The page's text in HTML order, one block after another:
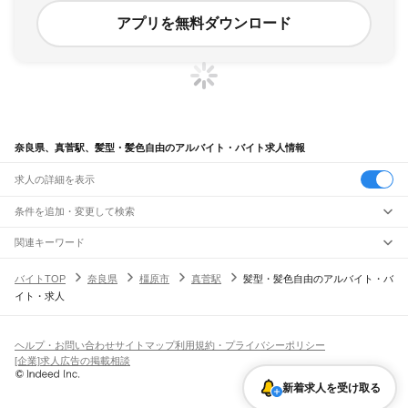
アプリを無料ダウンロード
奈良県、真菅駅、髪型・髪色自由のアルバイト・バイト求人情報
求人の詳細を表示
条件を追加・変更して検索
市区町村を追加・変更
奈良県すべて
奈良市
駅を追加・変更
奈良線
平城山駅奈良駅
高田駅大和新庄駅 掖上駅
職種を追加・変更
飲食・フードサービスすべて
ホールスタッフキッチンスタッフ
パン屋（ベーカリー）
バー（BAR）・バーテンダー
飲食店（店長・マネージャー）
人気
日払いOK高校生歓迎 髪型・髪色自由
留学生・外国人活躍中
雇用形態を追加・変更
関連キーワード
バイトTOP
奈良県 橿原市 真菅駅
髪型・髪色自由のアルバイト・バ
イト・求人
新着求人を受け取る
ヘルプ・お問い合わせサイトマップ利用規約・プライバシーポリシー
[企業]求人広告の掲載相談